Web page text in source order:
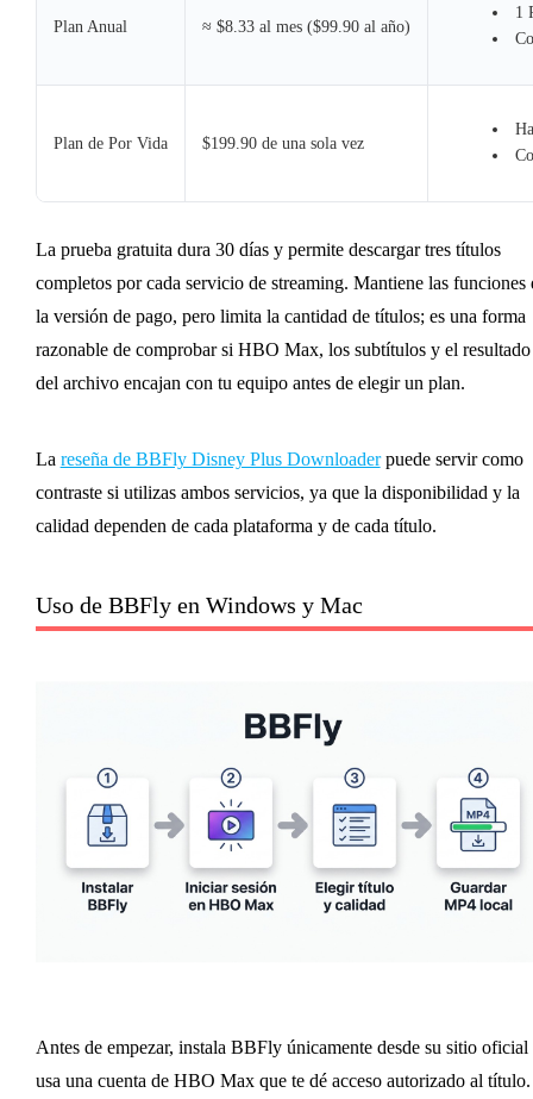
Plan Anual ≈ $8.33 al mes ($99.90 al año)
1
Plan de Por Vida $199.90 de una sola vez
La prueba gratuita dura 30 días y permite descargar tres títulos
completos por cada servicio de streaming. Mantiene las funciones
la versión de pago, pero limita la cantidad de títulos; es una forma
razonable de comprobar si HBO Max, los subtítulos y el resultado
del archivo encajan con tu equipo antes de elegir un plan.
La reseña de BBFly Disney Plus Downloaderpuede servir como
contraste si utilizas ambos servicios, ya que la disponibilidad y la
calidad dependen de cada plataforma y de cada título.
Uso de BBFly en Windows y Mac
Antes de empezar, instala BBFly únicamente desde su sitio oficial
usa una cuenta de HBO Max que te dé acceso autorizado al título.